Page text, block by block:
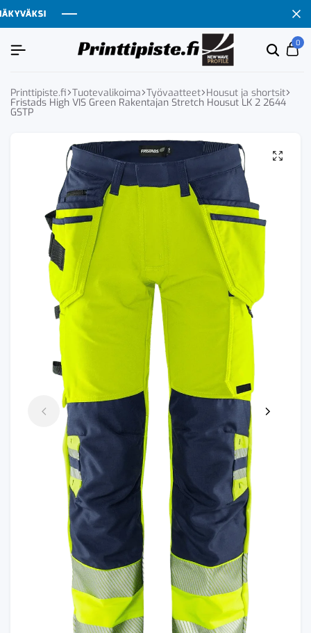
Etsi
0
Printtipiste.fi Tuotevalikoima Työvaatteet Housut ja shortsit
Fristads High VIS Green Rakentajan Stretch Housut LK 2 2644
GSTP